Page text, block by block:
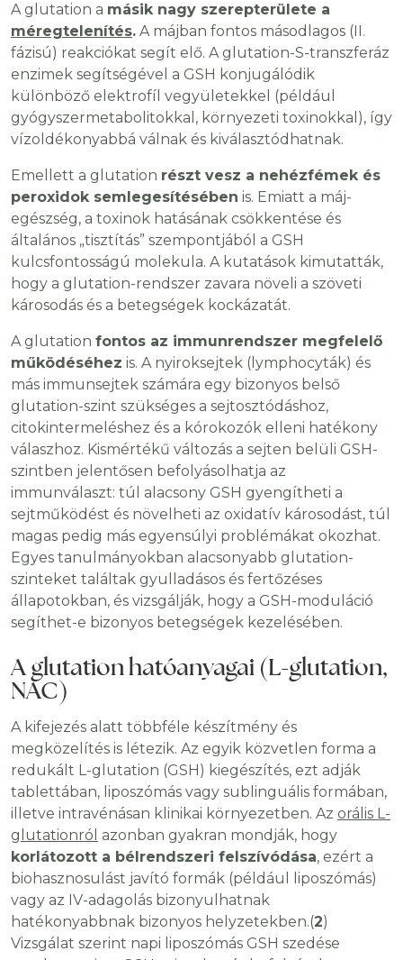
A glutation a másik nagy szerepterülete a
méregtelenítés. A májban fontos másodlagos (II.
fázisú) reakciókat segít elő. A glutation-S-transzferáz
enzimek segítségével a GSH konjugálódik
különböző elektrofíl vegyületekkel (például
gyógyszermetabolitokkal, környezeti toxinokkal), így
vízoldékonyabbá válnak és kiválasztódhatnak.
Emellett a glutation részt vesz a nehézfémek és
peroxidok semlegesítésében is. Emiatt a máj-
egészség, a toxinok hatásának csökkentése és
általános „tisztítás” szempontjából a GSH
kulcsfontosságú molekula. A kutatások kimutatták,
hogy a glutation-rendszer zavara növeli a szöveti
károsodás és a betegségek kockázatát.
A glutation fontos az immunrendszer megfelelő
működéséhez is. A nyiroksejtek (lymphocyták) és
más immunsejtek számára egy bizonyos belső
glutation-szint szükséges a sejtosztódáshoz,
citokintermeléshez és a kórokozók elleni hatékony
válaszhoz. Kismértékű változás a sejten belüli GSH-
szintben jelentősen befolyásolhatja az
immunválaszt: túl alacsony GSH gyengítheti a
sejtműködést és növelheti az oxidatív károsodást, túl
magas pedig más egyensúlyi problémákat okozhat.
Egyes tanulmányokban alacsonyabb glutation-
szinteket találtak gyulladásos és fertőzéses
állapotokban, és vizsgálják, hogy a GSH-moduláció
segíthet-e bizonyos betegségek kezelésében.
A glutation hatóanyagai (L-glutation,
NAC)
A kifejezés alatt többféle készítmény és
megközelítés is létezik. Az egyik közvetlen forma a
redukált L-glutation (GSH) kiegészítés, ezt adják
tablettában, liposzómás vagy sublinguális formában,
illetve intravénásan klinikai környezetben. Az orális L-
glutationról azonban gyakran mondják, hogy
korlátozott a bélrendszeri felszívódása, ezért a
biohasznosulást javító formák (például liposzómás)
vagy az IV-adagolás bizonyulhatnak
hatékonyabbnak bizonyos helyzetekben.(2)
Vizsgálat szerint napi liposzómás GSH szedése